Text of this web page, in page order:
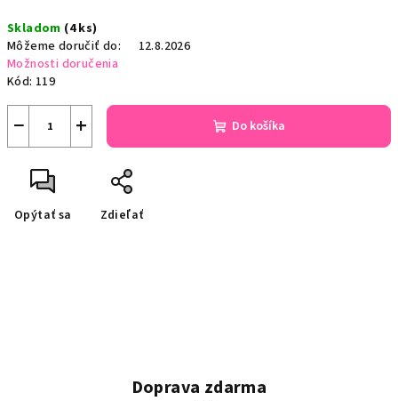
cena:
Skladom (4 ks)
Môžeme doručiť do:
12.8.2026
Možnosti doručenia
Kód: 119
+
− Do košíka
Opýtať sa Zdieľať
Doprava zdarma